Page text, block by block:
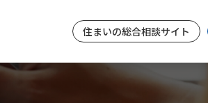
住まいの総合相談サイト